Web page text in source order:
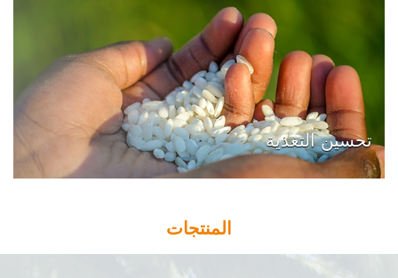
تحسين التغذية
المنتجات